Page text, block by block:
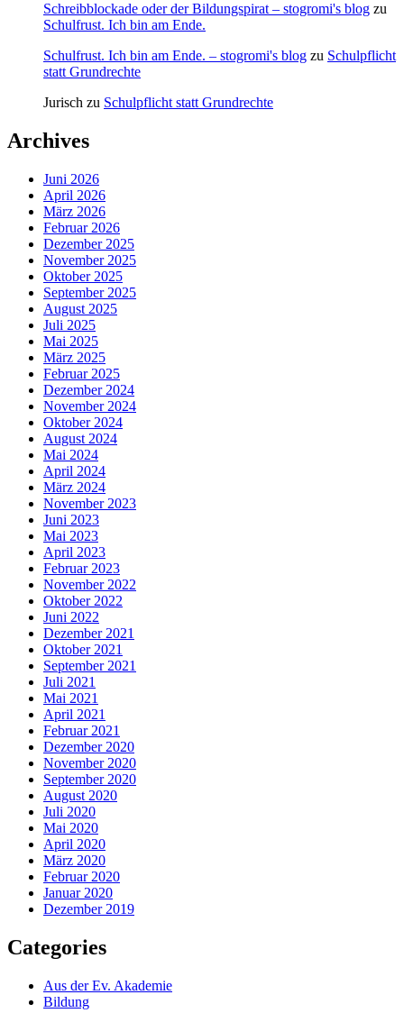
Schreibblockade oder der Bildungspirat – stogromi's blog zu
Schulfrust. Ich bin am Ende.
Schulfrust. Ich bin am Ende. – stogromi's blog zu Schulpflicht
statt Grundrechte
Jurisch zu Schulpflicht statt Grundrechte
Archives
Juni 2026
April 2026
März 2026
Februar 2026
Dezember 2025
November 2025
Oktober 2025
September 2025
August 2025
Juli 2025
Mai 2025
März 2025
Februar 2025
Dezember 2024
November 2024
Oktober 2024
August 2024
Mai 2024
April 2024
März 2024
November 2023
Juni 2023
Mai 2023
April 2023
Februar 2023
November 2022
Oktober 2022
Juni 2022
Dezember 2021
Oktober 2021
September 2021
Juli 2021
Mai 2021
April 2021
Februar 2021
Dezember 2020
November 2020
September 2020
August 2020
Juli 2020
Mai 2020
April 2020
März 2020
Februar 2020
Januar 2020
Dezember 2019
Categories
Aus der Ev. Akademie
Bildung